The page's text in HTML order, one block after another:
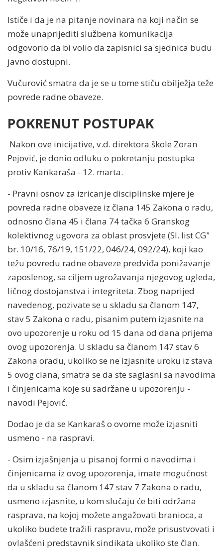
Ističe i da je na pitanje novinara na koji način se
može unaprijediti službena komunikacija
odgovorio da bi volio da zapisnici sa sjednica budu
javno dostupni.
Vučurović smatra da je se u tome stiču obilježja teže
povrede radne obaveze.
POKRENUT POSTUPAK
Nakon ove inicijative, v.d. direktora škole Zoran
Pejović, je donio odluku o pokretanju postupka
protiv Kankaraša - 12. marta.
- Pravni osnov za izricanje disciplinske mjere je
povreda radne obaveze iz člana 145 Zakona o radu,
odnosno člana 45 i člana 74 tačka 6 Granskog
kolektivnog ugovora za oblast prosvjete (SI. list CG"
br. 10/16, 76/19, 151/22, 046/24, 092/24), koji kao
težu povredu radne obaveze predviđa ponižavanje
zaposlenog, sa ciljem ugrožavanja njegovog ugleda,
ličnog dostojanstva i integriteta. Zbog naprijed
navedenog, pozivate se u skladu sa članom 147,
stav 5 Zakona o radu, pisanim putem izjasnite na
ovo upozorenje u roku od 15 dana od dana prijema
ovog upozorenja. U skladu sa članom 147 stav 6
Zakona oradu, ukoliko se ne izjasnite uroku iz stava
5 ovog clana, smatra se da ste saglasni sa navodima
i činjenicama koje su sadržane u upozorenju -
navodi Pejović.
Dodao je da se Kankaraš o ovome može izjasniti
usmeno - na raspravi.
- Osim izjašnjenja u pisanoj formi o navodima i
činjenicama iz ovog upozorenja, imate mogućnost
da u skladu sa članom 147 stav 7 Zakona o radu,
usmeno izjasnite, u kom slučaju će biti održana
rasprava, na kojoj možete angažovati branioca, a
ukoliko budete tražili raspravu, može prisustvovati i
ovlašćeni predstavnik sindikata ukoliko ste član.